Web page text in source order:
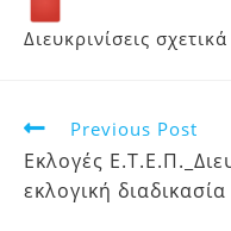
Διευκρινίσεις
Previous Post
Εκλογές
εκλογική διαδικασία